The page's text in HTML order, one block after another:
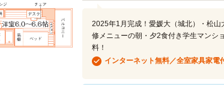
2025年1月完成！愛媛大（城北）・松
修メニューの朝・夕2食付き学生マン
料！
インターネット無料／全室家具家電